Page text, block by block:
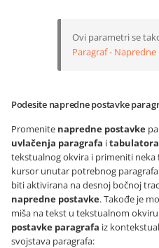
Ovi parametri se
Paragraf -
Podesite napredne postavke
Promenite napredne postavke
uvlačenja paragrafa itabulatora
tekstualnog okvira i primeniti neka
kursor unutar potrebnog
biti aktivirana na desnoj bočnoj
napredne postavke. Takođe je
miša na tekst u tekstualnom
postavke paragrafa iz
svojstava paragrafa: